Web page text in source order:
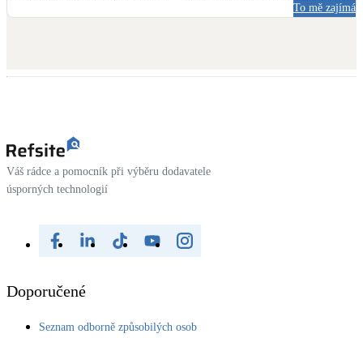
To mě zajímá
Váš rádce a pomocník při výběru dodavatele
úsporných technologií
Doporučené
Seznam odborně způsobilých osob